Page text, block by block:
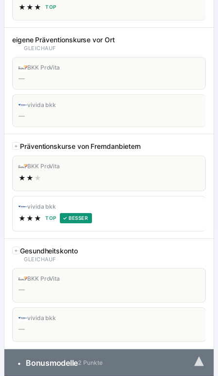
★★★ TOP
eigene Präventionskurse vor Ort
GLEICHAUF
BKK ProVita
—
vivida bkk
—
Präventionskurse von Fremdanbietern
BKK ProVita
★★ ★
vivida bkk
★★★ TOP ✓ BESSER
Gesundheitskonto
GLEICHAUF
BKK ProVita
—
vivida bkk
—
• Bonusmodelle2 Punkte ▾